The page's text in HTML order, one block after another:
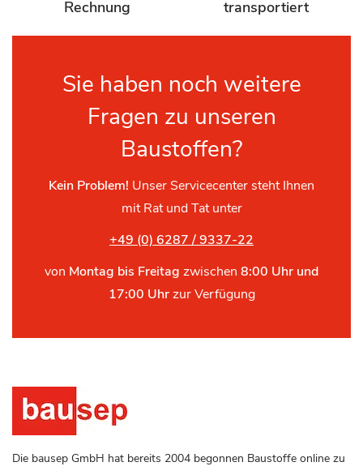
Rechnung transportiert
Sie haben noch weitere
Fragen zu unseren
Baustoffen?
Kein Problem! Unser Servicecenter steht Ihnen
mit Rat und Tat unter
+49 (0) 6287 / 9337-22
von Montag bis Freitag zwischen 8:00 Uhr und
17:00 Uhrzur Verfügung
Die bausep GmbH hat bereits 2004 begonnen Baustoffe online zu